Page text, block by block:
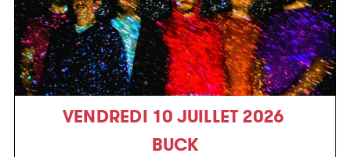
VENDREDI 10 JUILLET 2026
BUCK